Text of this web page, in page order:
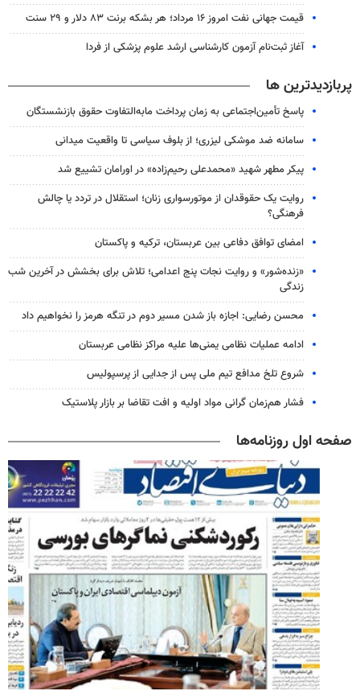
قیمت جهانی نفت امروز ۱۶ مرداد؛ هر بشکه برنت ۸۳ دلار و ۲۹ سنت
آغاز ثبت‌نام‌ آزمون کارشناسی ارشد علوم پزشکی از فردا
پربازدیدترین ها
پاسخ تأمین‌اجتماعی به زمان پرداخت مابه‌التفاوت حقوق بازنشستگان
سامانه ضد موشکی لیزری؛ از بلوف سیاسی تا واقعیت میدانی
پیکر مطهر شهید «محمدعلی رحیم‌زاده» در اورامان تشییع شد
روایت یک حقوقدان از موتورسواری زنان؛ استقلال در تردد یا چالش
فرهنگی؟
امضای توافق دفاعی بین عربستان، ترکیه و پاکستان
«زنده‌شور» و روایت نجات پنج اعدامی؛ تلاش برای بخشش در آخرین شب
زندگی
محسن رضایی: اجازه باز شدن مسیر دوم در تنگه هرمز را نخواهیم داد
ادامه عملیات نظامی یمنی‌ها علیه مراکز نظامی عربستان
شروع تلخ مدافع تیم ملی پس از جدایی از پرسپولیس
فشار هم‌زمان گرانی مواد اولیه و افت تقاضا بر بازار پلاستیک
صفحه اول روزنامه‌ها